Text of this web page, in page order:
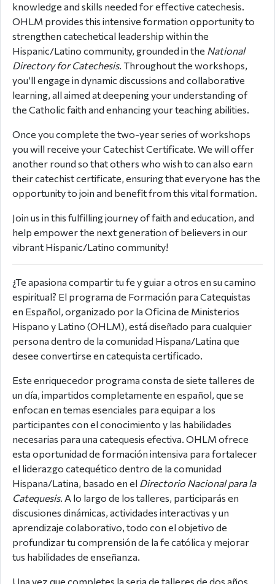
knowledge and skills needed for effective catechesis.
OHLM provides this intensive formation opportunity to
strengthen catechetical leadership within the
Hispanic/Latino community, grounded in the National
Directory for Catechesis. Throughout the workshops,
you’ll engage in dynamic discussions and collaborative
learning, all aimed at deepening your understanding of
the Catholic faith and enhancing your teaching abilities.
Once you complete the two-year series of workshops
you will receive your Catechist Certificate. We will offer
another round so that others who wish to can also earn
their catechist certificate, ensuring that everyone has the
opportunity to join and benefit from this vital formation.
Join us in this fulfilling journey of faith and education, and
help empower the next generation of believers in our
vibrant Hispanic/Latino community!
¿Te apasiona compartir tu fe y guiar a otros en su camino
espiritual? El programa de Formación para Catequistas
en Español, organizado por la Oficina de Ministerios
Hispano y Latino (OHLM), está diseñado para cualquier
persona dentro de la comunidad Hispana/Latina que
desee convertirse en catequista certificado.
Este enriquecedor programa consta de siete talleres de
un día, impartidos completamente en español, que se
enfocan en temas esenciales para equipar a los
participantes con el conocimiento y las habilidades
necesarias para una catequesis efectiva. OHLM ofrece
esta oportunidad de formación intensiva para fortalecer
el liderazgo catequético dentro de la comunidad
Hispana/Latina, basado en el Directorio Nacional para la
Catequesis. A lo largo de los talleres, participarás en
discusiones dinámicas, actividades interactivas y un
aprendizaje colaborativo, todo con el objetivo de
profundizar tu comprensión de la fe católica y mejorar
tus habilidades de enseñanza.
Una vez que completes la seria de talleres de dos años